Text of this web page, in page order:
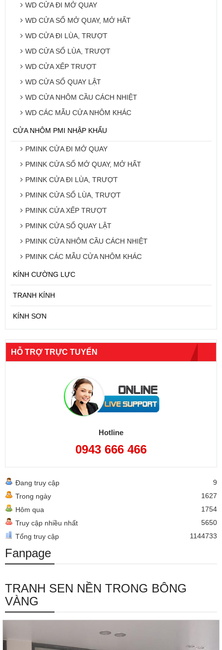
WD CỬA ĐI MỞ QUAY
WD CỬA SỔ MỞ QUAY, MỞ HẤT
WD CỬA ĐI LÙA, TRƯỢT
WD CỬA SỔ LÙA, TRƯỢT
WD CỬA XẾP TRƯỢT
WD CỬA SỔ QUAY LẬT
WD CỬA NHÔM CẦU CÁCH NHIỆT
WD CÁC MẪU CỬA NHÔM KHÁC
CỬA NHÔM PMI NHẬP KHẨU
PMINK CỬA ĐI MỞ QUAY
PMINK CỬA SỔ MỞ QUAY, MỞ HẤT
PMINK CỬA ĐI LÙA, TRƯỢT
PMINK CỬA SỔ LÙA, TRƯỢT
PMINK CỬA XẾP TRƯỢT
PMINK CỬA SỔ QUAY LẬT
PMINK CỬA NHÔM CẦU CÁCH NHIỆT
PMINK CÁC MẪU CỬA NHÔM KHÁC
KÍNH CƯỜNG LỰC
TRANH KÍNH
KÍNH SƠN
HỖ TRỢ TRỰC TUYẾN
Hotline
0943 666 466
Đang truy cập
9
Trong ngày
1627
Hôm qua
1754
Truy cập nhiều nhất
5650
Tổng truy cập
1144733
Fanpage
TRANH SEN NỀN TRONG BÔNG
VÀNG